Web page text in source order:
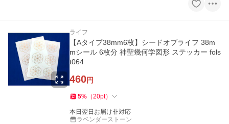
ライフ
【Aタイプ38mm6枚】シードオブライフ 38m
mシール 6枚分 神聖幾何学図形 ステッカー fols
t064
460円
5% （20pt）
本日翌日お届け非対応
ラベンダーストーン